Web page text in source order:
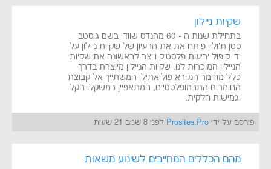
שקיות ניילון
בתחילת שנות ה - 60 מהנדס שוודי בשם גוסטב
סטן ת'ולין פיתח את את הרעיון של שקיות ניילון על
ידי קיפול יריעות פלסטיק וייצר לראשונה את שקיות
הניילון המוכרות לנו. שקיות הניילון מיוצרת בדרך
כלל מחומר הנקרא פוליאתילן המשתייך אל קבוצת
החומרים התרמופלסטיים, המתאפיין במשקלו הקל
וגמישות חלקית.
פורסם על ידי Prosites.Pro לפני 8 שנים 21 שעות
מהם הכללים המחייבים לשינוע משאות